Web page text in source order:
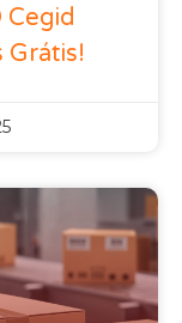
Cegid
Grátis!